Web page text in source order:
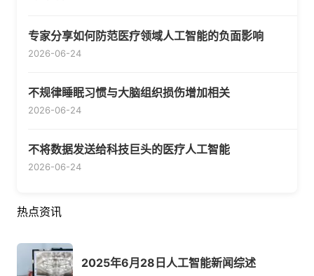
专家分享如何防范医疗领域人工智能的负面影响
2026-06-24
不规律睡眠习惯与大脑组织损伤增加相关
2026-06-24
不将数据发送给科技巨头的医疗人工智能
2026-06-24
热点资讯
2025年6月28日人工智能新闻综述